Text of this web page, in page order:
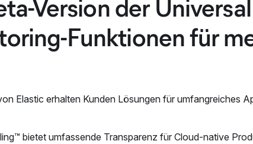
Version der
Funktionen für
Elastic erhalten Kunden Lösungen für umfangreiches
bietet umfassende Transparenz für Cloud-native